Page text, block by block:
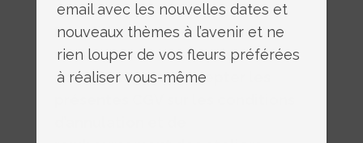
En validant votre commande,
vous confirmez avoir pris
connaissance et accepter les
email avec les nouvelles dates et
nouveaux thèmes à l’avenir et ne
rien louper de vos fleurs préférées
à réaliser vous-même